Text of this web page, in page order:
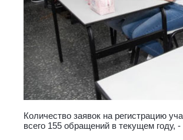
Количество заявок на регистрацию
всего 155 обращений в текущем году,